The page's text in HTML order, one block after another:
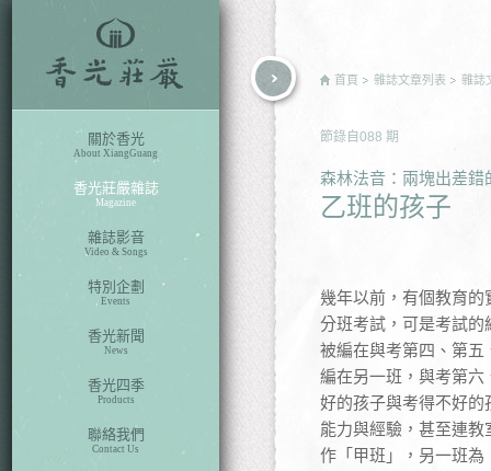
關於香光
About XiangGuang
香光莊嚴雜誌
Magazine
雜誌影音
Video & Songs
特別企劃
Events
香光新聞
News
香光四季
Products
聯絡我們
Contact Us
首頁 雜誌文章列表 雜誌
節錄自 088 期
森林法音：兩塊出差錯
乙班的孩子
幾年以前，有個教育
分班考試，可是考試
被編在與考第四、第
編在另一班，與考第
好的孩子與考得不好
能力與經驗，甚至連
作「甲班」，另一班為